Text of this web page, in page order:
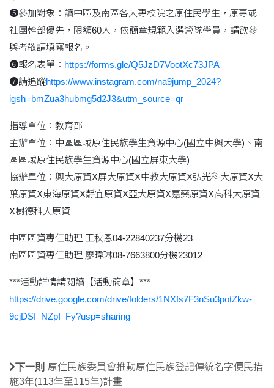
❺參加對象：讀中區及南區各大專校院之原住民學生，原專或
社團幹部優先，限額60人，依簡章規範入選營隊學員，請欲參
與者敬請填寫報名。
❻報名表單： https://forms.gle/Q5JzD7VootXc73JPA
❼請追蹤https://www.instagram.com/na9jump_2024?
igsh=bmZua3hubmg5d2J3&utm_source=qr
指導單位：教育部
主辦單位：中區區域原住民族學生資源中心(國立中興大學)、南
區區域原住民族學生資源中心(國立屏東大學)
協辦單位：興大原資X屏大原資X中教大原資X弘光科大原資X大
葉原資X東海原資X靜宜原資X亞大原資X嘉藥原資X高科大原資
X樹德科大原資
中區區資專任助理 王秋恩04-22840237分機23
南區區資專任助理 廖瑋琳08-7663800分機23012
***活動詳情請閱讀【活動簡章】***
https://drive.google.com/drive/folders/1NXfs7F3nSu3potZkw-
9cjDSf_NZpI_Fy?usp=sharing
下一則 原住民族委員會推動原住民族登記傳統名字便民措
施3年(113年至115年)計畫